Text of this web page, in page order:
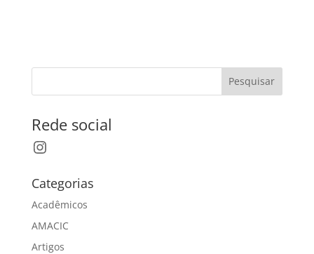
Pesquisar
Rede social
Instagram
Categorias
Acadêmicos
AMACIC
Artigos